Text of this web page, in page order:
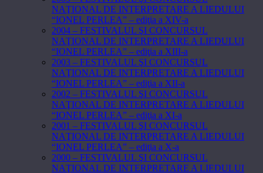
NAŢIONAL DE INTERPRETARE A LIEDULUI
“IONEL PERLEA” – ediţia a XIV-a
2004 – FESTIVALUL ŞI CONCURSUL
NAŢIONAL DE INTERPRETARE A LIEDULUI
“IONEL PERLEA” – ediţia a XIII-a
2003 – FESTIVALUL ŞI CONCURSUL
NAŢIONAL DE INTERPRETARE A LIEDULUI
“IONEL PERLEA” – ediţia a XII-a
2002 – FESTIVALUL ŞI CONCURSUL
NAŢIONAL DE INTERPRETARE A LIEDULUI
“IONEL PERLEA” – ediţia a XI-a
2001 – FESTIVALUL ŞI CONCURSUL
NAŢIONAL DE INTERPRETARE A LIEDULUI
“IONEL PERLEA” – ediţia a X-a
2000 – FESTIVALUL ŞI CONCURSUL
NAŢIONAL DE INTERPRETARE A LIEDULUI